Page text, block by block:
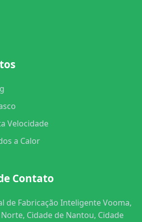
Velocidade
a Calor
Contato
de Fabricação Inteligente Vooma,
Cidade de Nantou, Cidade